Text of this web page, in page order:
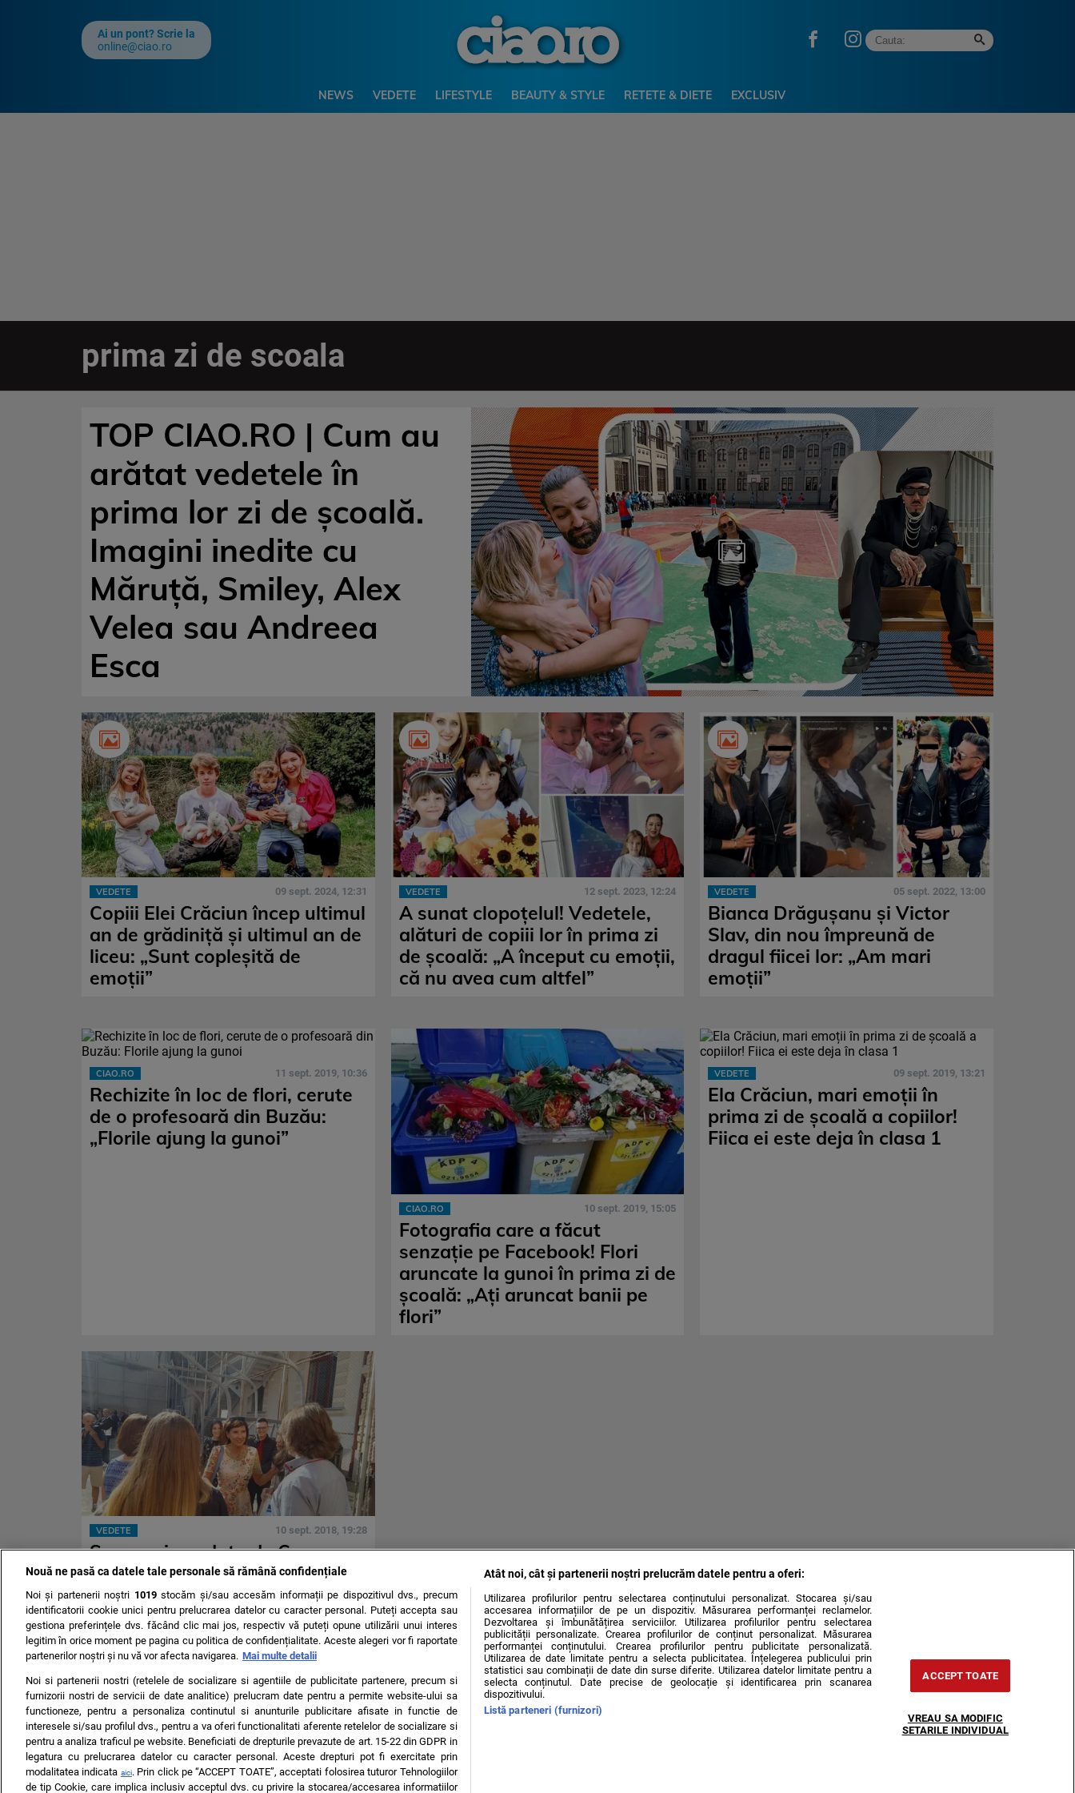
Ai un pont? Scrie la
online@ciao.ro
NEWS VEDETE LIFESTYLE BEAUTY & STYLE RETETE & DIETE EXCLUSIV
prima zi de scoala
TOP CIAO.RO | Cum au
arătat vedetele în
prima lor zi de școală.
Imagini inedite cu
Măruță, Smiley, Alex
Velea sau Andreea
Esca
VEDETE 09 sept. 2024, 12:31
Copiii Elei Crăciun încep ultimul
an de grădiniță și ultimul an de
liceu: „Sunt copleșită de
emoții”
VEDETE 12 sept. 2023, 12:24
A sunat clopoțelul! Vedetele,
alături de copiii lor în prima zi
de școală: „A început cu emoții,
că nu avea cum altfel”
VEDETE 05 sept. 2022, 13:00
Bianca Drăgușanu și Victor
Slav, din nou împreună de
dragul fiicei lor: „Am mari
emoții”
CIAO.RO 11 sept. 2019, 10:36
Rechizite în loc de flori, cerute
de o profesoară din Buzău:
„Florile ajung la gunoi”
CIAO.RO 10 sept. 2019, 15:05
Fotografia care a făcut
senzație pe Facebook! Flori
aruncate la gunoi în prima zi de
școală: „Ați aruncat banii pe
flori”
VEDETE 09 sept. 2019, 13:21
Ela Crăciun, mari emoții în
prima zi de școală a copiilor!
Fiica ei este deja în clasa 1
VEDETE 10 sept. 2018, 19:28
Suma uriasa data de Carmen
Iohannis pentru o pereche de
sandale
TERMENI ȘI CONDIȚII DESPRE NOI CONTACT SETĂRI COOKIES
© 2008 - 2026 - Toate drepturile rezervate
Nouă ne pasă ca datele tale personale să rămână confidențiale
Noi și partenerii noștri 1019stocăm și/sau accesăm informații pe dispozitivul dvs., precum
identificatorii cookie unici pentru prelucrarea datelor cu caracter personal. Puteți accepta sau
gestiona preferințele dvs. făcând clic mai jos, respectiv vă puteți opune utilizării unui interes
legitim în orice moment pe pagina cu politica de confidențialitate. Aceste alegeri vor fi raportate
partenerilor noștri și nu vă vor afecta navigarea. Mai multe detalii
Noi si partenerii nostri (retelele de socializare si agentiile de publicitate partenere, precum si
furnizorii nostri de servicii de date analitice) prelucram date pentru a permite website-ului sa
functioneze, pentru a personaliza continutul si anunturile publicitare afisate in functie de
interesele si/sau profilul dvs., pentru a va oferi functionalitati aferente retelelor de socializare si
pentru a analiza traficul pe website. Beneficiati de drepturile prevazute de art. 15-22 din GDPR in
legatura cu prelucrarea datelor cu caracter personal. Aceste drepturi pot fi exercitate prin
modalitatea indicata aici. Prin click pe “ACCEPT TOATE”, acceptati folosirea tuturor Tehnologiilor
de tip Cookie, care implica inclusiv acceptul dvs. cu privire la stocarea/accesarea informatiilor
Atât noi, cât și partenerii noștri prelucrăm datele pentru a oferi:
Utilizarea profilurilor pentru selectarea conținutului personalizat. Stocarea și/sau
accesarea informațiilor de pe un dispozitiv. Măsurarea performanței reclamelor.
Dezvoltarea și îmbunătățirea serviciilor. Utilizarea profilurilor pentru selectarea
publicității personalizate. Crearea profilurilor de conținut personalizat. Măsurarea
performanței conținutului. Crearea profilurilor pentru publicitate personalizată.
Utilizarea de date limitate pentru a selecta publicitatea. Înțelegerea publicului prin
statistici sau combinații de date din surse diferite. Utilizarea datelor limitate pentru a
selecta conținutul. Date precise de geolocație și identificarea prin scanarea
dispozitivului.
Listă parteneri (furnizori)
ACCEPT TOATE
VREAU SA MODIFIC
SETARILE INDIVIDUAL